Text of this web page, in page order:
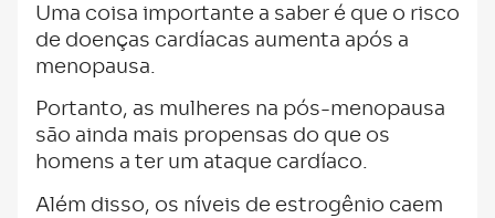
Uma coisa importante a saber é que o risco
de doenças cardíacas aumenta após a
menopausa.
Portanto, as mulheres na pós-menopausa
são ainda mais propensas do que os
homens a ter um ataque cardíaco.
Além disso, os níveis de estrogênio caem